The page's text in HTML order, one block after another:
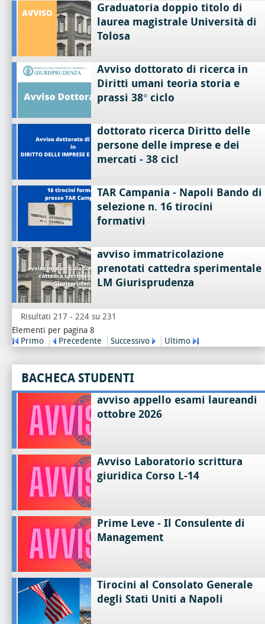
Graduatoria doppio titolo di
laurea magistrale Università di
Tolosa
Avviso dottorato di ricerca in
Diritti umani teoria storia e
prassi 38° ciclo
dottorato ricerca Diritto delle
persone delle imprese e dei
mercati - 38 cicl
TAR Campania - Napoli Bando di
selezione n. 16 tirocini
formativi
avviso immatricolazione
prenotati cattedra sperimentale
LM Giurisprudenza
Risultati 217 - 224 su 231
Elementi per pagina 8
Primo
Precedente Successivo Ultimo
BACHECA STUDENTI
avviso appello esami laureandi
ottobre 2026
Avviso Laboratorio scrittura
giuridica Corso L-14
Prime Leve - Il Consulente di
Management
Tirocini al Consolato Generale
degli Stati Uniti a Napoli